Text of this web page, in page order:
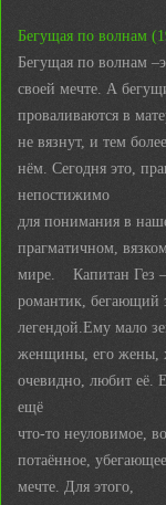
Бегущая по волнам
Бегущая по волнам
своей мечте. А
проваливаются в
не вязнут, и тем
нём. Сегодня это,
непостижимо
для понимания в
прагматичном,
мире. Капитан Гез –
романтик, бегающий
легендой.Ему мало
женщины, его жены,
очевидно, любит её.
ещё
что-то неуловимое,
потаённое,
мечте. Для этого,